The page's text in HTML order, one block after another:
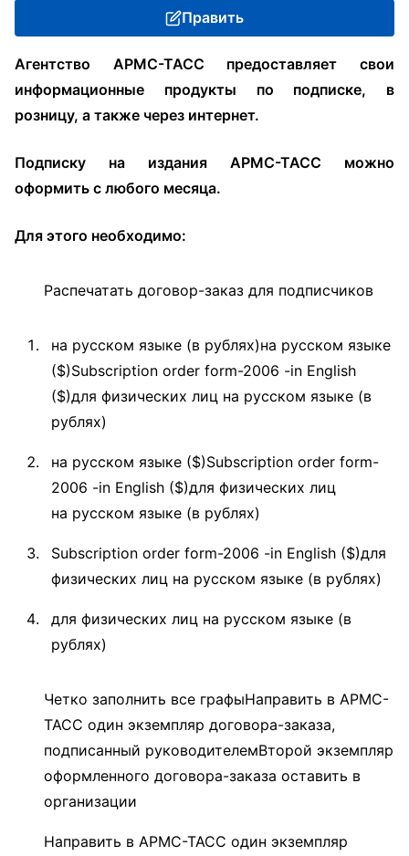
Править
Агентство АРМС-ТАСС предоставляет свои
информационные продукты по подписке, в
розницу, а также через интернет.
Подписку на издания АРМС-ТАСС можно
оформить с любого месяца.
Для этого необходимо:
Распечатать договор-заказ для подписчиков
на русском языке (в рублях)на русском языке
($)Subscription order form-2006 -in English
($)для физических лиц на русском языке (в
рублях)
на русском языке ($)Subscription order form-
2006 -in English ($)для физических лиц
на русском языке (в рублях)
Subscription order form-2006 -in English ($)для
физических лиц на русском языке (в рублях)
для физических лиц на русском языке (в
рублях)
Четко заполнить все графыНаправить в АРМС-
ТАСС один экземпляр договора-заказа,
подписанный руководителемВторой экземпляр
оформленного договора-заказа оставить в
организации
Направить в АРМС-ТАСС один экземпляр